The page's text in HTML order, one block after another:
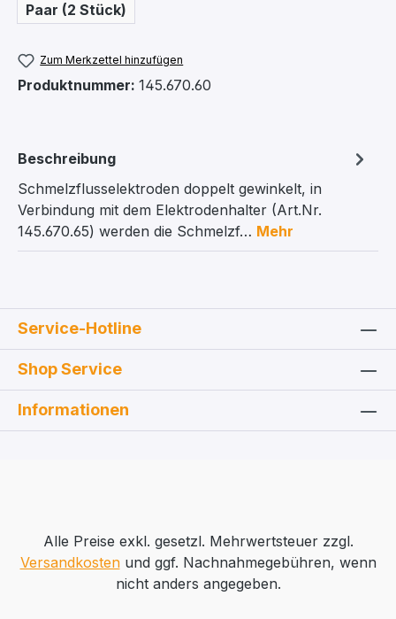
Paar (2 Stück)
Zum Merkzettel hinzufügen
Produktnummer: 145.670.60
Beschreibung
Schmelzflusselektroden doppelt gewinkelt, in
Verbindung mit dem Elektrodenhalter (Art.Nr.
145.670.65) werden die Schmelzf… Mehr
Service-Hotline
Shop Service
Informationen
Alle Preise exkl. gesetzl. Mehrwertsteuer zzgl.
Versandkostenund ggf. Nachnahmegebühren, wenn
nicht anders angegeben.